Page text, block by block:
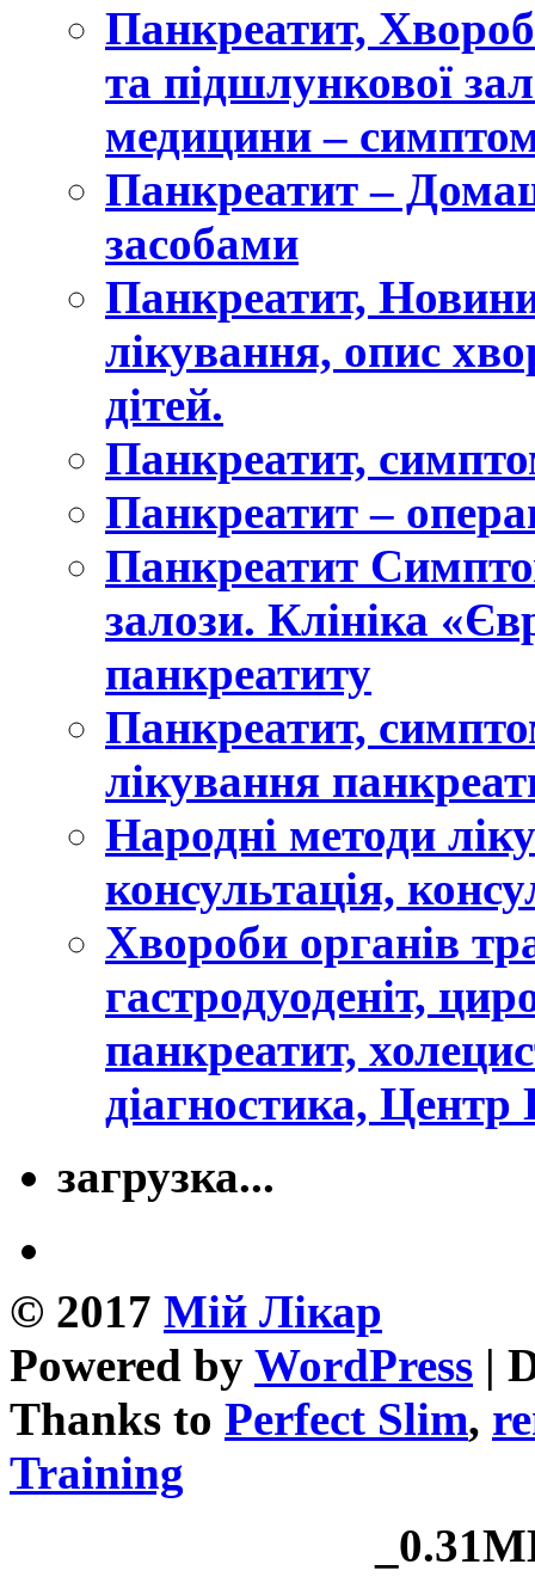
Панкреатит,
та підшлункової
медицини –
Панкреатит –
засобами
Панкреатит,
лікування, опис
дітей.
Панкреатит,
Панкреатит –
Панкреатит
залози. Клініка
панкреатиту
Панкреатит,
лікування
Народні методи
консультація,
Хвороби органів
гастродуоденіт,
панкреатит,
діагностика,
загрузка...
© 2017 Mій Лікар
Powered by WordPress |
Thanks to Perfect Slim,
Training